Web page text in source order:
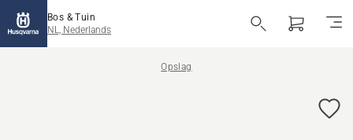
Bos & Tuin
NL, Nederlands
Opslag